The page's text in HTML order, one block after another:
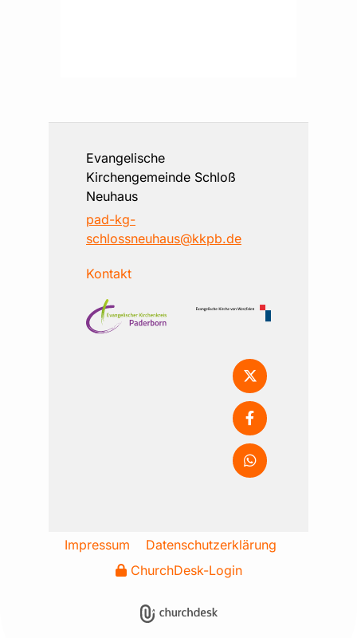
Evangelische
Kirchengemeinde Schloß
Neuhaus
pad-kg-
schlossneuhaus@kkpb.de
Kontakt
Impressum
Datenschutzerklärung
ChurchDesk-Login